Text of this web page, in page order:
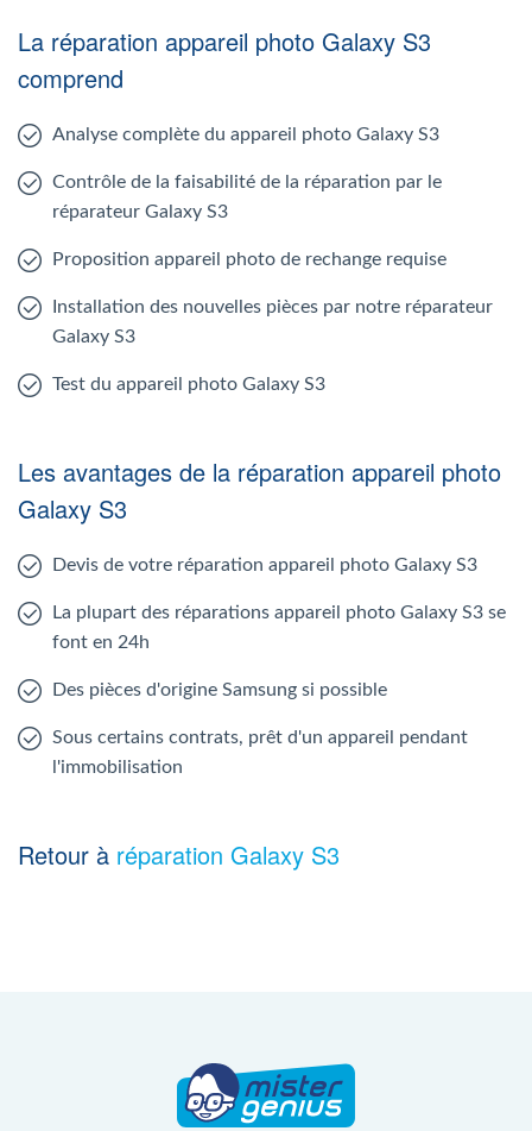
La réparation appareil photo Galaxy S3
comprend
Analyse complète du appareil photo Galaxy S3
Contrôle de la faisabilité de la réparation par le
réparateur Galaxy S3
Proposition appareil photo de rechange requise
Installation des nouvelles pièces par notre réparateur
Galaxy S3
Test du appareil photo Galaxy S3
Les avantages de la réparation appareil photo
Galaxy S3
Devis de votre réparation appareil photo Galaxy S3
La plupart des réparations appareil photo Galaxy S3 se
font en 24h
Des pièces d'origine Samsung si possible
Sous certains contrats, prêt d'un appareil pendant
l'immobilisation
Retour à réparation Galaxy S3